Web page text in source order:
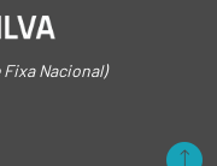
Fixa Nacional)